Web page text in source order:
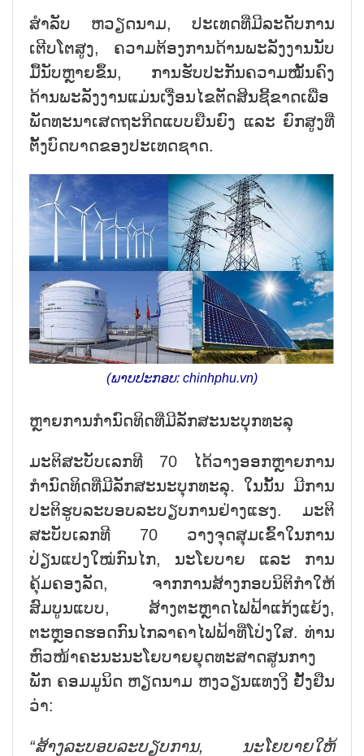
ສຳລັບ ຫວຽດນາມ, ປະເທດທີ່ມີລະດັບການ
ເຕີບໂຕສູງ, ຄວາມຕ້ອງການດ້ານພະລັງງານນັບ
ມື້ນັບຫຼາຍຂຶ້ນ, ການຮັບປະກັນຄວາມໝັ້ນຄົງ
ດ້ານພະລັງງານແມ່ນເງື່ອນໄຂຕັດສິນຊີ້ຂາດເພື່ອ
ພັດທະນາເສດຖະກິດແບບຍືນຍົງ ແລະ ຍົກສູງທີ່
ຕັ້ງບົດບາດຂອງປະເທດຊາດ.
(ພາບປະກອບ: chinhphu.vn)
ຫຼາຍການກຳນົດທິດທີ່ມີລັກສະນະບຸກທະລຸ
ມະຕິສະບັບເລກທີ 70 ໄດ້ວາງອອກຫຼາຍການ
ກຳນົດທິດທີ່ມີລັກສະນະບຸກທະລຸ. ໃນນັ້ນ ມີການ
ປະຕິຮູບລະບອບລະບຽບການຢ່າງແຮງ. ມະຕິ
ສະບັບເລກທີ 70 ວາງຈຸດສຸມເຂົ້າໃນການ
ປ່ຽນແປງໃໝ່ກົນໄກ, ນະໂຍບາຍ ແລະ ການ
ຄຸ້ມຄອງລັດ, ຈາກການສ້າງກອບນິຕິກຳໃຫ້
ສົມບູນແບບ, ສ້າງຕະຫຼາດໄຟຟ້າແກ້ງແຍ້ງ,
ຕະຫຼອດຮອດກົນໄກລາຄາໄຟຟ້າທີ່ໂປ່ງໃສ. ທ່ານ
ຫົວໜ້າຄະນະນະໂຍບາຍຍຸດທະສາດສູນກາງ
ພັກ ຄອມມູນິດ ຫຽດນາມ ຫງວຽນແທງງິ ຢັ້ງຢືນ
ວ່າ:
“ສ້າງລະບອບລະບຽບການ, ນະໂຍບາຍໃຫ້